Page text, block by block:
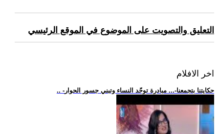
التعليق والتصويت على الموضوع في الموقع الرئيسي
اخر الافلام
.. -حكايتنا بتجمعنا-... مبادرة توحّد النساء وتبني جسور الحوار